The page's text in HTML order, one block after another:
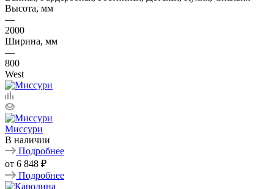
Высота, мм
—
2000
Ширина, мм
—
800
West
Миссури
В наличии
Подробнее
от 6 848 ₽
Подробнее